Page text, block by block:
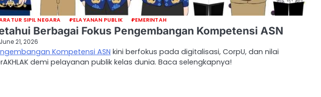
SIPIL NEGARA PELAYANAN PUBLIK PEMERINTAH
Berbagai Fokus Pengembangan Kompetensi ASN
June 21, 2026
Kompetensi ASN kini berfokus pada digitalisasi, CorpU, dan nilai
demi pelayanan publik kelas dunia. Baca selengkapnya!